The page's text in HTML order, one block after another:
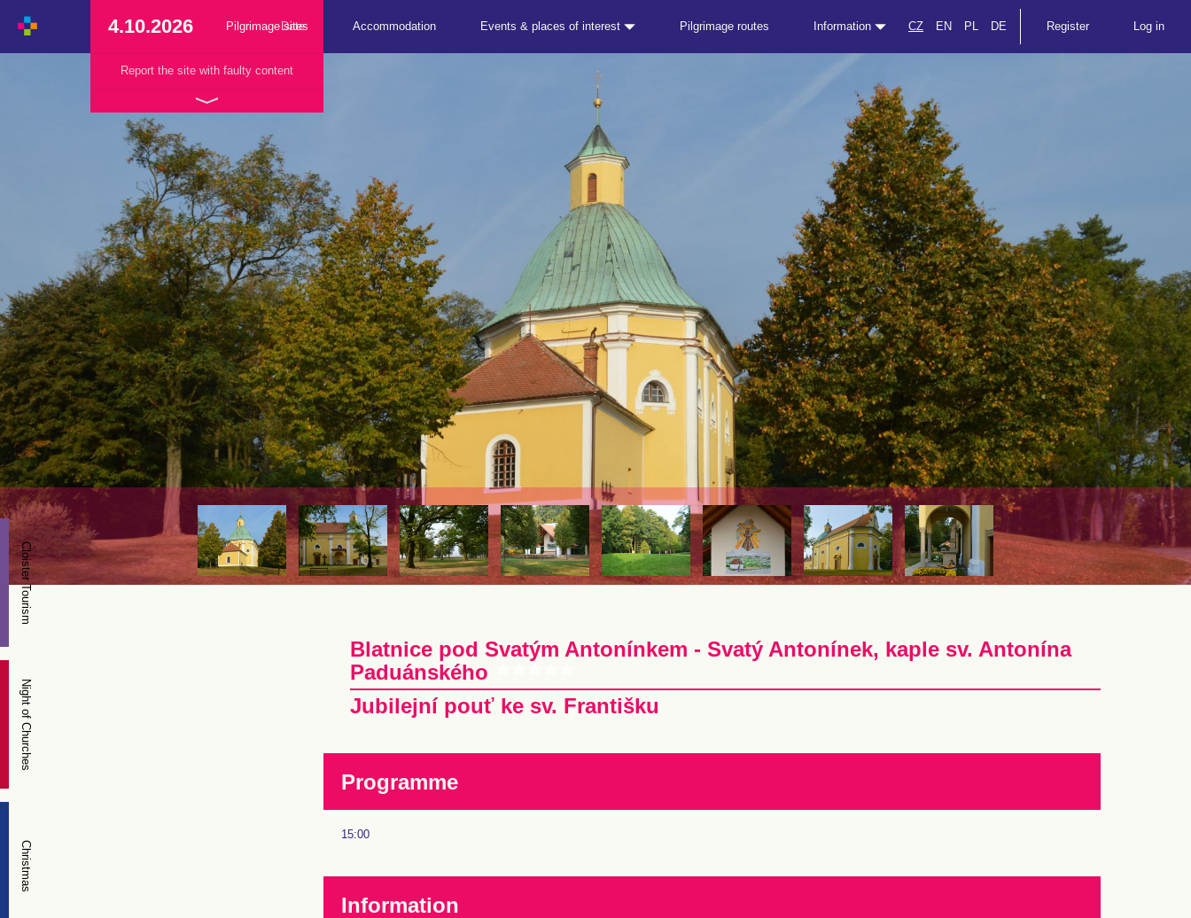
4.10.2026 Date
Report the site with faulty content
Pilgrimage sites Accommodation Events & places of interest Pilgrimage routes Information CZ EN PL DE Register Log in
Blatnice pod Svatým Antonínkem - Svatý Antonínek, kaple sv. Antonína
Paduánského
Jubilejní pouť ke sv. Františku
Programme
15:00
Information
Cloister Tourism
Night of Churches
Christmas